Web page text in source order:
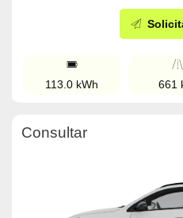
113.0 kWh 661
Consultar